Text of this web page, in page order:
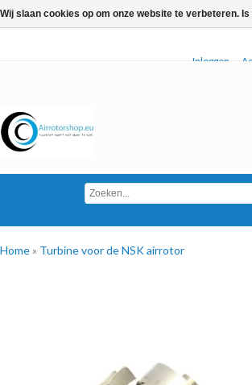
Inloggen
Home» Turbine voor de NSK airrotor
Wij slaan cookies op om onze website te verbeteren.